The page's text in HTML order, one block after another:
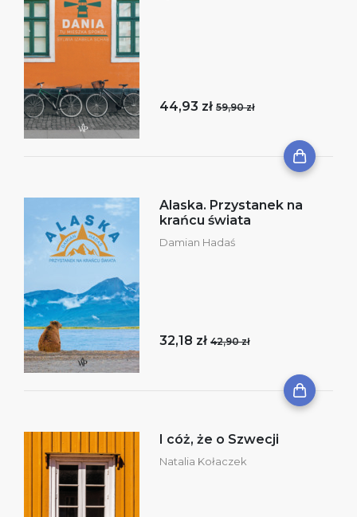
44,93 zł 59,90 zł
Alaska. Przystanek na
krańcu świata
Damian Hadaś
32,18 zł 42,90 zł
I cóż, że o Szwecji
Natalia Kołaczek